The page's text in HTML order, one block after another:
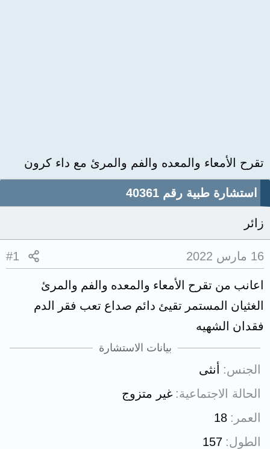
تقرح الأمعاء والمعده والفم والمرئ مع داء كرون
استشارة طبية رقم 40361
زائر
16 مارس 2022 #1
اعانب من تقرح الأمعاء والمعده والفم والمرئ
الغثيان المستمر تقيئ دائم صداع تعب فقر الدم
فقدان الشهيه
بيانات الاستشارة
الجنس
أنثى
الحالة الاجتماعية غير متزوج
العمر
18
الطول 157